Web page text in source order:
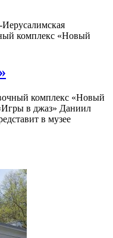
комплекс «Новый
комплекс «Новый
в джаз» Даниил
в музее